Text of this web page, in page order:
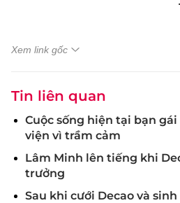
Xem link gốc
Tin liên quan
Cuộc sống hiện tại bạn
viện vì trầm cảm
Lâm Minh lên tiếng khi
trưởng
Sau khi cưới Decao và